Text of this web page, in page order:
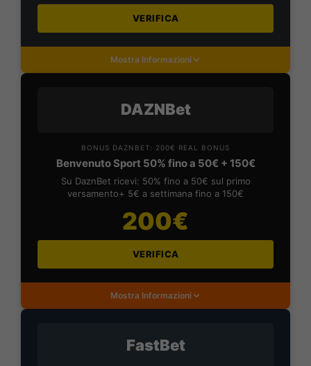
VERIFICA
Mostra Informazioni
DAZNBet
BONUS DAZNBET: 200€ REAL BONUS
Benvenuto Sport 50% fino a 50€ + 150€
Su DaznBet ricevi: 50% fino a 50€ sul primo
versamento+ 5€ a settimana fino a 150€
200€
VERIFICA
Mostra Informazioni
FastBet